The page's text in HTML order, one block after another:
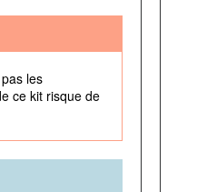
les
ce kit risque de